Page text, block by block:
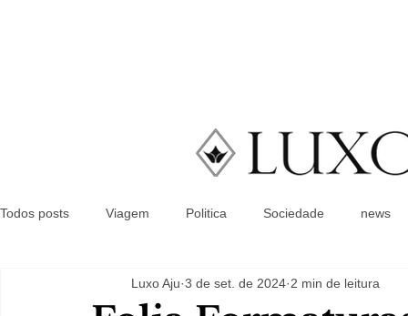
Todos posts Viagem Politica Sociedade news
Luxo Aju 3 de set. de 2024 2 min de leitura